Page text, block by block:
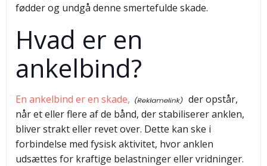
fødder og undgå denne smertefulde skade.
Hvad er en
ankelbind?
En ankelbind er en skade,
der opstår,
når et eller flere af de bånd, der stabiliserer anklen,
bliver strakt eller revet over. Dette kan ske i
forbindelse med fysisk aktivitet, hvor anklen
udsættes for kraftige belastninger eller vridninger.